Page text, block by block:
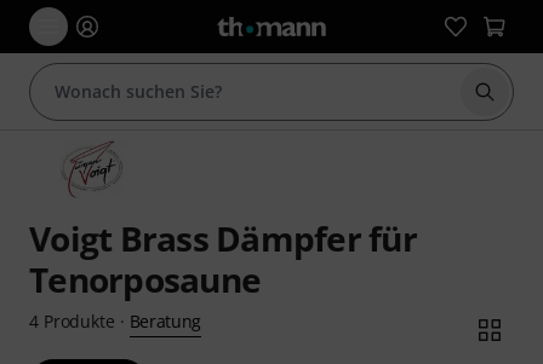
Suche
Voigt Brass Dämpfer für
Tenorposaune
4 Produkte · Beratung